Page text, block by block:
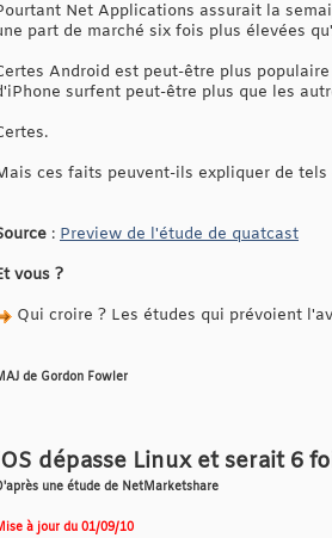
Net Applications assurait la
part de marché six fois plus élevées
Android est peut-être plus
surfent peut-être plus que les
ces faits peuvent-ils expliquer de
: Preview de l'étude de quatcast
vous ?
Qui croire ? Les études qui prévoient
de Gordon Fowler
dépasse Linux et serait 6
une étude de NetMarketshare
à jour du 01/09/10